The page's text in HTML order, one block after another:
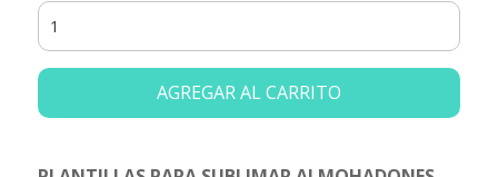
AGREGAR AL CARRITO